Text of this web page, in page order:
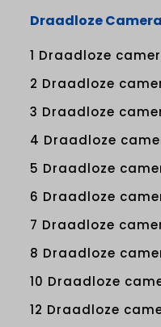
Draadloze
1 Draadloze
2 Draadloze
3 Draadloze
4 Draadloze
5 Draadloze
6 Draadloze
7 Draadloze
8 Draadloze
10 Draadloze
12 Draadloze